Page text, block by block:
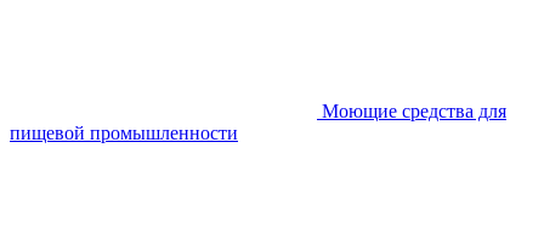
Моющие средства для
пищевой промышленности